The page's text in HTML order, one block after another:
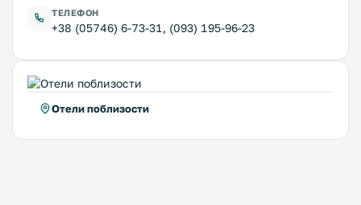
ТЕЛЕФОН
+38 (05746) 6-73-31, (093) 195-96-23
Отели поблизости